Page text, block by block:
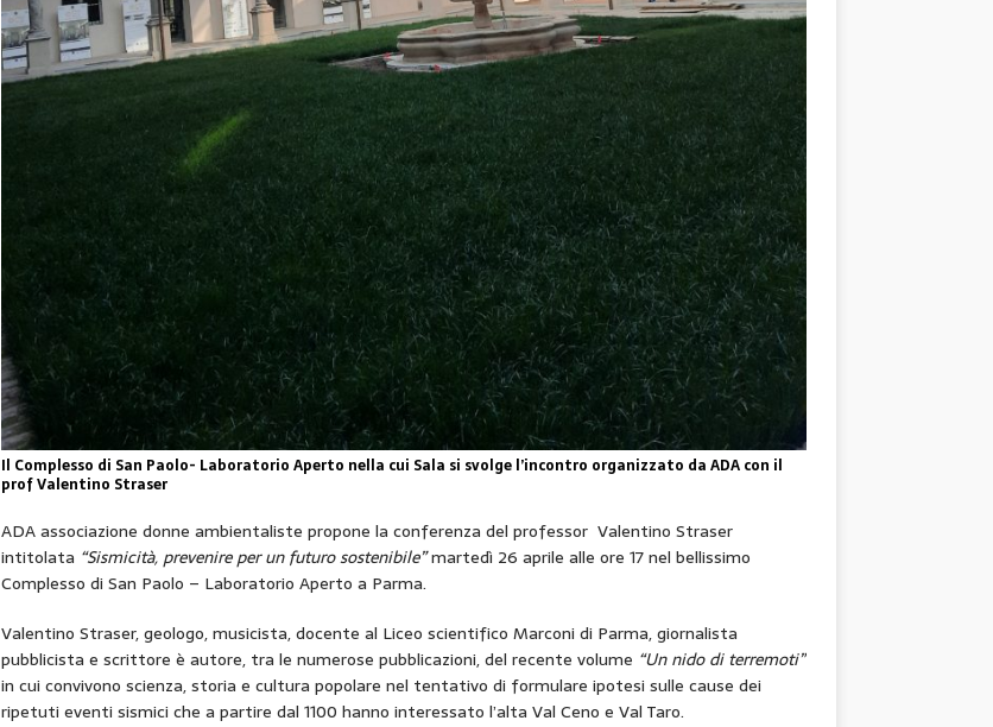
Il Complesso di San Paolo- Laboratorio Aperto nella cui Sala si svolge l’incontro organizzato da ADA con il
prof Valentino Straser
ADA associazione donne ambientaliste propone la conferenza del professor Valentino Straser
intitolata “Sismicità, prevenire per un futuro sostenibile”martedì 26 aprile alle ore 17 nel bellissimo
Complesso di San Paolo – Laboratorio Aperto a Parma.
Valentino Straser, geologo, musicista, docente al Liceo scientifico Marconi di Parma, giornalista
pubblicista e scrittore è autore, tra le numerose pubblicazioni, del recente volume “Un nido di terremoti”
in cui convivono scienza, storia e cultura popolare nel tentativo di formulare ipotesi sulle cause dei
ripetuti eventi sismici che a partire dal 1100 hanno interessato l’alta Val Ceno e Val Taro.